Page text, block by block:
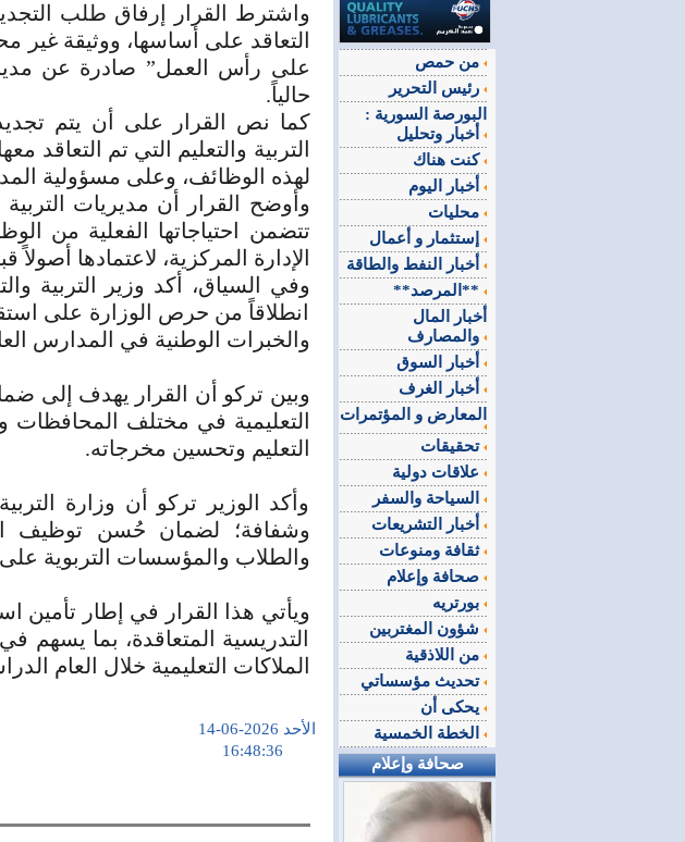
واشترط القرار إرفاق طلب
التعاقد على أساسها، ووثيقة غير
على رأس العمل” صادرة عن مديرية
حالياً.
كما نص القرار على أن يتم
التربية والتعليم التي تم التعاقد
لهذه الوظائف، وعلى مسؤولية
وأوضح القرار أن مديريات
تتضمن احتياجاتها الفعلية من
الإدارة المركزية، لاعتمادها
وفي السياق، أكد وزير التربية
انطلاقاً من حرص الوزارة على
والخبرات الوطنية في المدارس
وبين تركو أن القرار يهدف إلى
التعليمية في مختلف المحافظات
التعليم وتحسين مخرجاته.
وأكد الوزير تركو أن وزارة
وشفافة؛ لضمان حُسن توظيف
والطلاب والمؤسسات التربوية
ويأتي هذا القرار في إطار تأمين
التدريسية المتعاقدة، بما يسهم
الملاكات التعليمية خلال العام
الأحد 2026-06-14
البورصة السورية :
كنت هناك
**المرصد**
أخبار المال
المعارض و المؤتمرات
تحقيقات
ثقافة ومنوعات
تحديث مؤسساتي
صحافة وإعلام